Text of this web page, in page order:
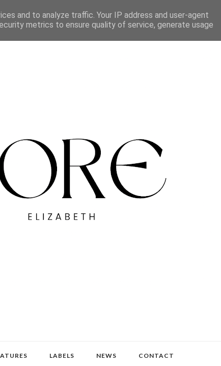
LABELS NEWS CONTACT
and to analyze traffic. Your IP address and user-agent
metrics to ensure quality of service, generate usage